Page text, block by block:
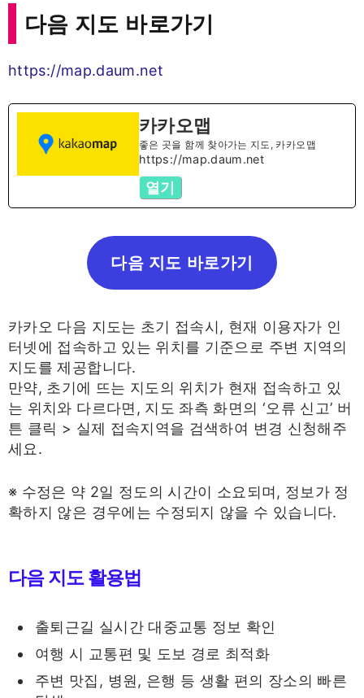
다음 지도 바로가기
https://map.daum.net
카카오맵
좋은 곳을 함께 찾아가는 지도, 카카오맵
https://map.daum.net
열기
다음 지도 바로가기
카카오 다음 지도는 초기 접속시, 현재 이용자가 인
터넷에 접속하고 있는 위치를 기준으로 주변 지역의
지도를 제공합니다.
만약, 초기에 뜨는 지도의 위치가 현재 접속하고 있
는 위치와 다르다면, 지도 좌측 화면의 ‘오류 신고’ 버
튼 클릭 > 실제 접속지역을 검색하여 변경 신청해주
세요.
※ 수정은 약 2일 정도의 시간이 소요되며, 정보가 정
확하지 않은 경우에는 수정되지 않을 수 있습니다.
다음 지도 활용법
출퇴근길 실시간 대중교통 정보 확인
여행 시 교통편 및 도보 경로 최적화
주변 맛집, 병원, 은행 등 생활 편의 장소의 빠른